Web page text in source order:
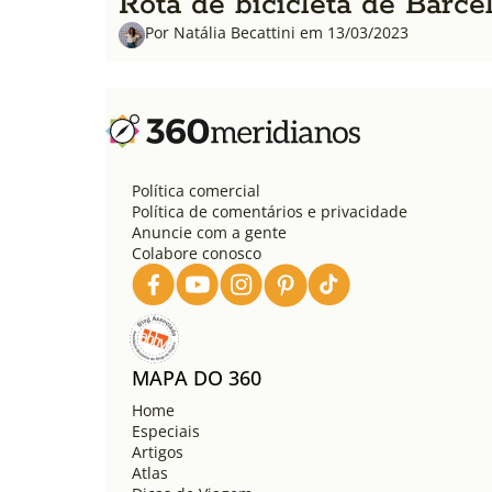
Por Natália Becattini em 13/03/2023
Política comercial
Política de comentários e privacidade
Anuncie com a gente
Colabore conosco
MAPA DO 360
Home
Especiais
Artigos
Atlas